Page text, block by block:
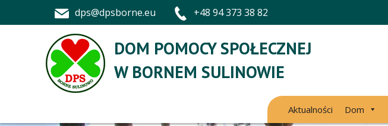
dps@dpsborne.eu +48 94 373 38 82
DOM POMOCY SPOŁECZNEJ
W BORNEM SULINOWIE
Aktualności Dom